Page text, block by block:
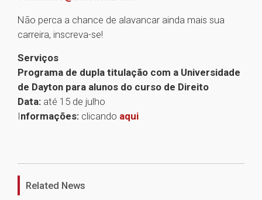
Não perca a chance de alavancar ainda mais sua
carreira, inscreva-se!
Serviços
Programa de dupla titulação com a Universidade
de Dayton para alunos do curso de Direito
Data: até 15 de julho
Informações: clicando aqui
Related News